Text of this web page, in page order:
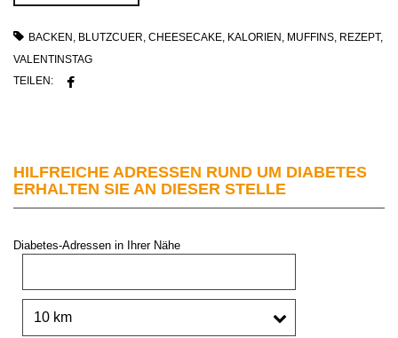
BACKEN, BLUTZCUER, CHEESECAKE, KALORIEN, MUFFINS, REZEPT,
VALENTINSTAG
TEILEN:
HILFREICHE ADRESSEN RUND UM DIABETES
ERHALTEN SIE AN DIESER STELLE
Diabetes-Adressen in Ihrer Nähe